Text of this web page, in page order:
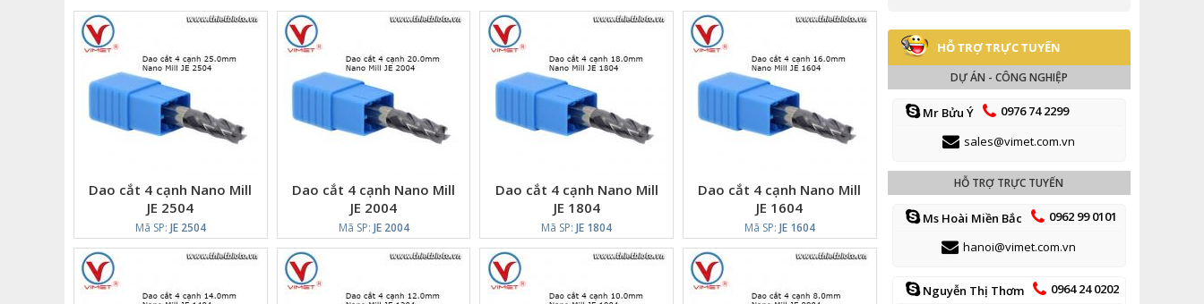
Dao cắt 4 cạnh Nano Mill
JE 2504
Mã SP: JE 2504
Dao cắt 4 cạnh Nano Mill
JE 2004
Mã SP: JE 2004
Dao cắt 4 cạnh Nano Mill
JE 1804
Mã SP:JE 1804
Dao cắt 4 cạnh Nano Mill
JE 1604
Mã SP: JE 1604
HỖ TRỢ TRỰC TUYẾN
DỰ ÁN - CÔNG NGHIỆP
Mr Bửu Ý
0976 74 2299
sales@vimet.com.vn
HỖ TRỢ TRỰC TUYẾN
Ms Hoài Miền Bắc
0962 99 0101
hanoi@vimet.com.vn
Nguyễn Thị Thơm
0964 24 0202